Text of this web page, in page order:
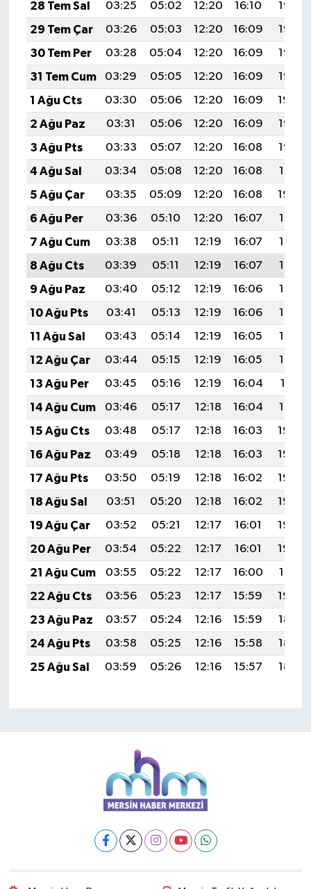
28 Tem Sal
03:25 05:02 12:20 16:10
19:28
29 Tem Çar
03:26 05:03 12:20 16:09
19:27
30 Tem Per
03:28 05:04 12:20 16:09
19:26
31 Tem Cum
03:29 05:05 12:20 16:09
19:25
1 Ağu Cts
03:30 05:06 12:20 16:09
19:24
2 Ağu Paz
03:31 05:06 12:20 16:09
19:23
3 Ağu Pts
03:33 05:07 12:20 16:08
19:22
4 Ağu Sal
03:34 05:08 12:20 16:08
19:21
5 Ağu Çar
03:35 05:09 12:20 16:08
19:20
6 Ağu Per
03:36 05:10 12:20 16:07
19:19
7 Ağu Cum
03:38 05:11 12:19 16:07
19:18
8 Ağu Cts
03:39 05:11 12:19 16:07
19:17
9 Ağu Paz
03:40 05:12 12:19 16:06
19:16
10 Ağu Pts
03:41 05:13 12:19 16:06
19:15
11 Ağu Sal
03:43 05:14 12:19 16:05
19:14
12 Ağu Çar
03:44 05:15 12:19 16:05
19:13
13 Ağu Per
03:45 05:16 12:19 16:04
19:11
14 Ağu Cum
03:46 05:17 12:18 16:04
19:10
15 Ağu Cts
03:48 05:17 12:18 16:03
19:09
16 Ağu Paz
03:49 05:18 12:18 16:03
19:08
17 Ağu Pts
03:50 05:19 12:18 16:02
19:06
18 Ağu Sal
03:51 05:20 12:18 16:02
19:05
19 Ağu Çar
03:52 05:21 12:17 16:01
19:04
20 Ağu Per
03:54 05:22 12:17 16:01
19:03
21 Ağu Cum
03:55 05:22 12:17 16:00
19:01
22 Ağu Cts
03:56 05:23 12:17 15:59
19:00
23 Ağu Paz
03:57 05:24 12:16 15:59
18:59
24 Ağu Pts
03:58 05:25 12:16 15:58
18:57
25 Ağu Sal
03:59 05:26 12:16 15:57 18:56